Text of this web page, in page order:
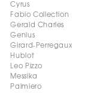
Cyrus
Fabio Collection
Gerald Charles
Genius
Girard-Perregaux
Hublot
Leo Pizzo
Messika
Palmiero